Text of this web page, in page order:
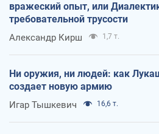
вражеский опыт, или
требовательной трусости
Александр Кирш 1,7 т.
Ни оружия, ни людей: как
создает новую армию
Игар Тышкевич 16,6 т.